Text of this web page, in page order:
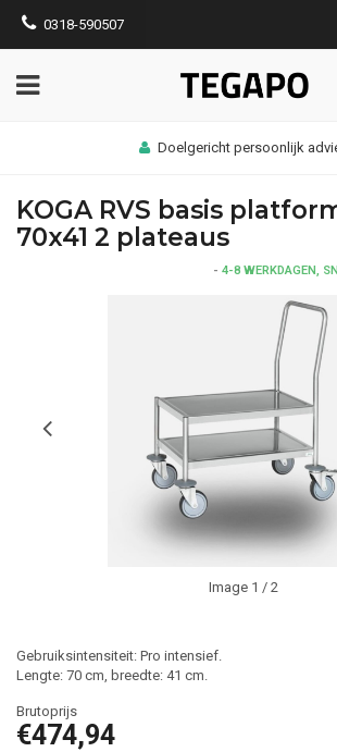
0318-590507
Doelgericht persoonlijk
KOGA RVS basis
70x41 2 plateaus
- 4-8 WERKDAGEN,
Image 1 / 2
Gebruiksintensiteit: Pro intensief.
Lengte: 70 cm, breedte: 41 cm.
€474,94